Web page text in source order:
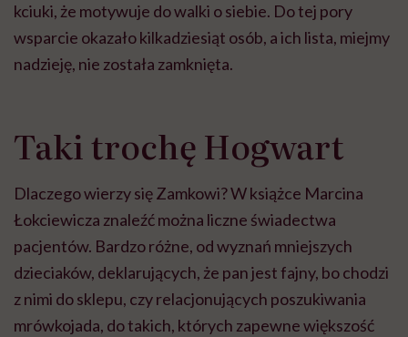
kciuki, że motywuje do walki o siebie. Do tej pory
wsparcie okazało kilkadziesiąt osób, a ich lista, miejmy
nadzieję, nie została zamknięta.
Taki trochęHogwart
Dlaczegowierzy się Zamkowi? W książce Marcina
Łokciewicza znaleźć można liczne świadectwa
pacjentów. Bardzo różne, od wyznań mniejszych
dzieciaków, deklarujących, że pan jest fajny, bo chodzi
z nimi do sklepu, czy relacjonujących poszukiwania
mrówkojada, do takich, których zapewne większość